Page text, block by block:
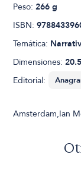
Peso:266 g
ISBN:
Temática:
Dimensiones:
Editorial:
Amsterdam,Ian